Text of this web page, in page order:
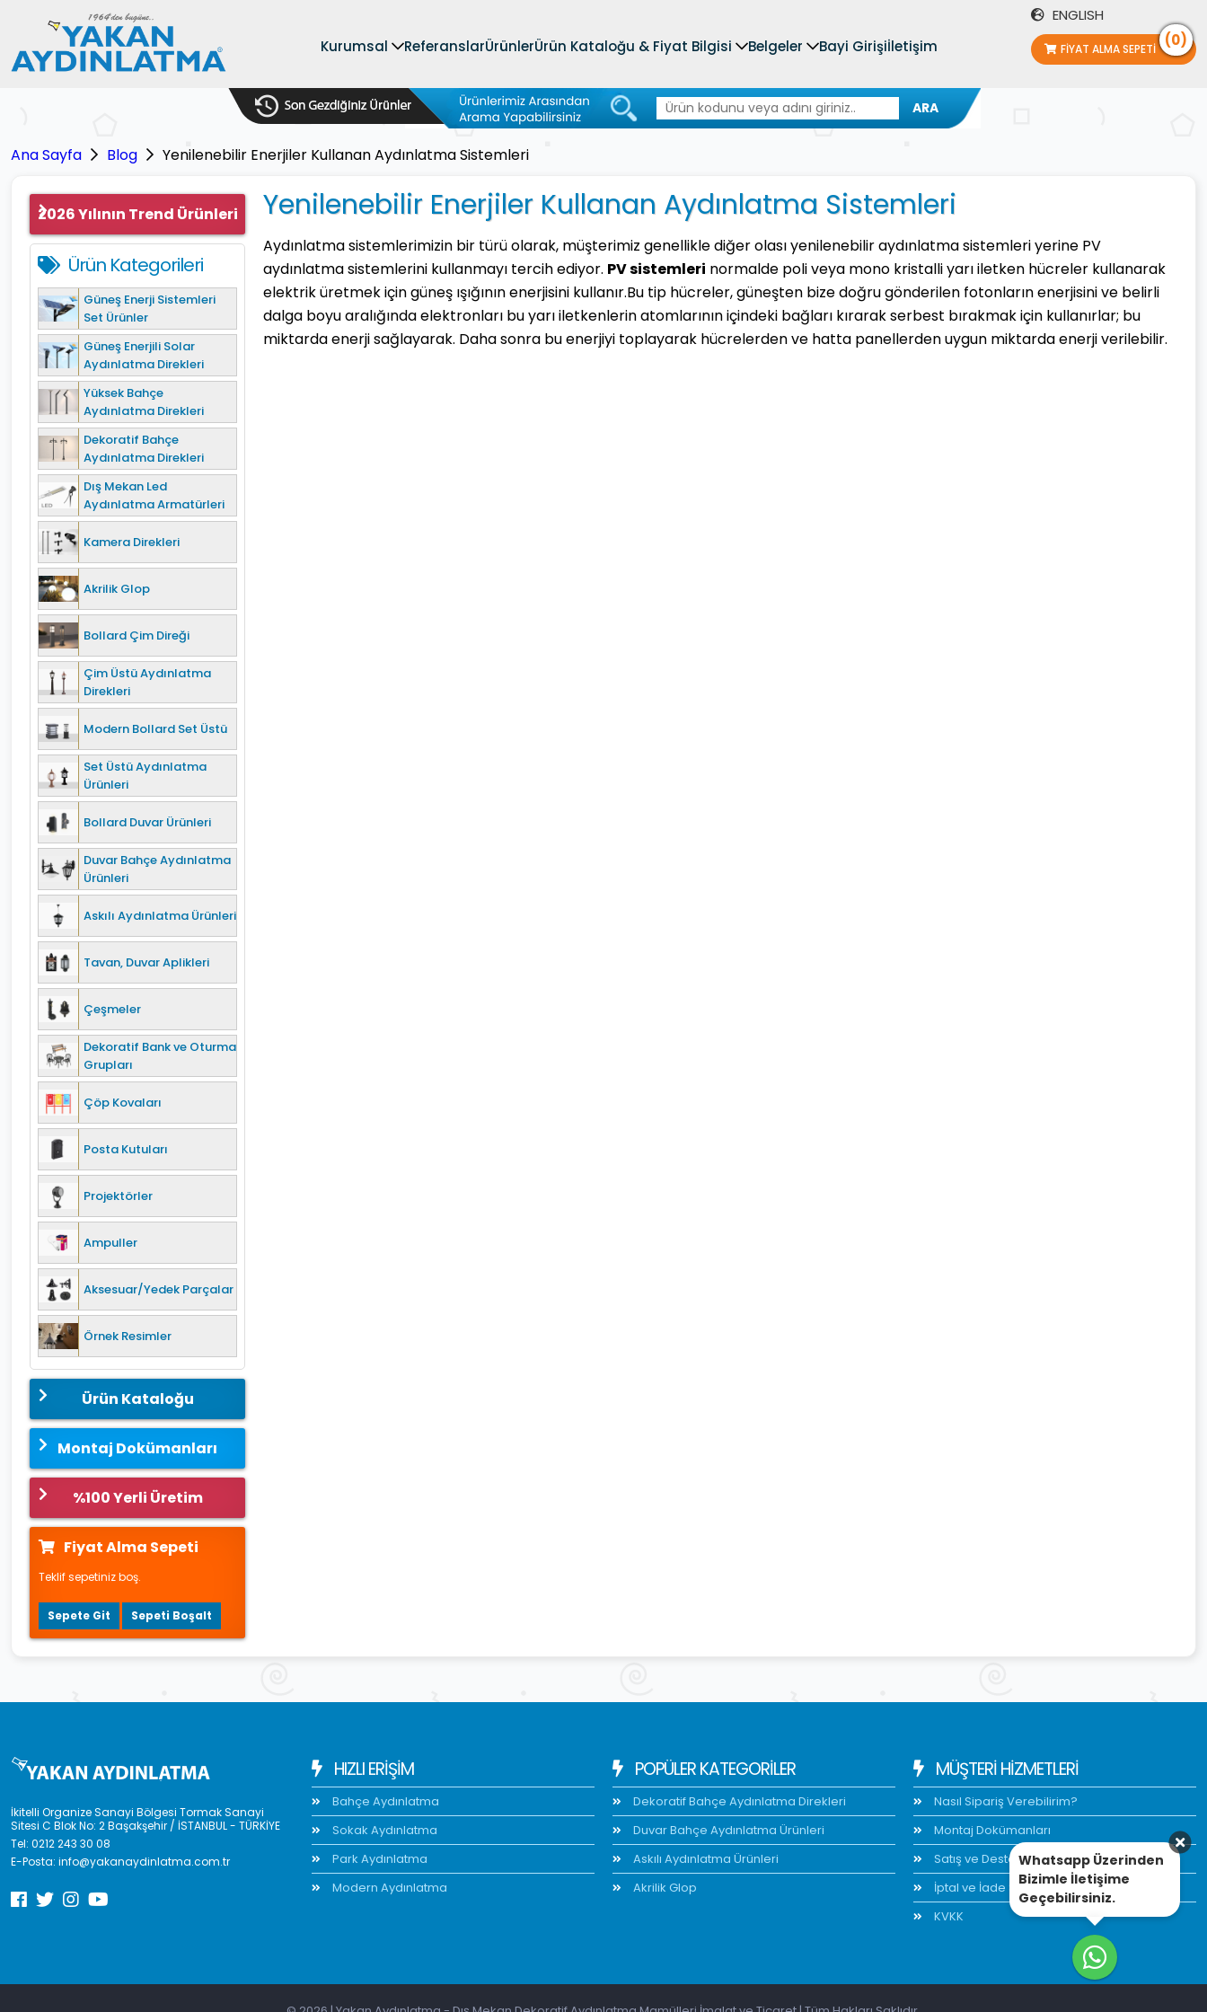
Kurumsal ReferanslarÜrünlerÜrün Kataloğu & Fiyat Bilgisi Belgeler Bayi Girişiİletişim
ENGLISH
FIYAT ALMA SEPETI (0)
ARA
Ana Sayfa Blog Yenilenebilir Enerjiler Kullanan Aydınlatma Sistemleri
2026 Yılının Trend Ürünleri
Ürün Kategorileri
Güneş Enerji Sistemleri
Set Ürünler
Güneş Enerjili Solar
Aydınlatma Direkleri
Yüksek Bahçe
Aydınlatma Direkleri
Dekoratif Bahçe
Aydınlatma Direkleri
Dış Mekan Led
Aydınlatma Armatürleri
Kamera Direkleri
Akrilik Glop
Bollard Çim Direği
Çim Üstü Aydınlatma
Direkleri
Modern Bollard Set Üstü
Set Üstü Aydınlatma
Ürünleri
Bollard Duvar Ürünleri
Duvar Bahçe Aydınlatma
Ürünleri
Askılı Aydınlatma Ürünleri
Tavan, Duvar Aplikleri
Çeşmeler
Dekoratif Bank ve Oturma
Grupları
Çöp Kovaları
Posta Kutuları
Projektörler
Ampuller
Aksesuar/Yedek Parçalar
Örnek Resimler
Ürün Kataloğu
Montaj Dokümanları
%100 Yerli Üretim
Fiyat Alma Sepeti
Teklif sepetiniz boş.
Sepete Git Sepeti Boşalt
Yenilenebilir Enerjiler Kullanan Aydınlatma Sistemleri
Aydınlatma sistemlerimizin bir türü olarak, müşterimiz genellikle diğer olası yenilenebilir aydınlatma sistemleri yerine PV
aydınlatma sistemlerini kullanmayı tercih ediyor. PV sistemleri normalde poli veya mono kristalli yarı iletken hücreler kullanarak
elektrik üretmek için güneş ışığının enerjisini kullanır.Bu tip hücreler, güneşten bize doğru gönderilen fotonların enerjisini ve belirli
dalga boyu aralığında elektronları bu yarı iletkenlerin atomlarının içindeki bağları kırarak serbest bırakmak için kullanırlar; bu
miktarda enerji sağlayarak. Daha sonra bu enerjiyi toplayarak hücrelerden ve hatta panellerden uygun miktarda enerji verilebilir.
İkitelli Organize Sanayi Bölgesi Tormak Sanayi
Sitesi C Blok No: 2 Başakşehir / İSTANBUL - TÜRKİYE
Tel: 0212 243 30 08
E-Posta: info@yakanaydinlatma.com.tr
HIZLI ERIŞIM
Bahçe Aydınlatma
Sokak Aydınlatma
Park Aydınlatma
Modern Aydınlatma
POPÜLER KATEGORİLER
Dekoratif Bahçe Aydınlatma Direkleri
Duvar Bahçe Aydınlatma Ürünleri
Askılı Aydınlatma Ürünleri
Akrilik Glop
MÜŞTERİ HİZMETLERİ
Nasıl Sipariş Verebilirim?
Montaj Dokümanları
Satış ve Destek
İptal ve İade Şartları
KVKK
Whatsapp Üzerinden
Bizimle İletişime
Geçebilirsiniz.